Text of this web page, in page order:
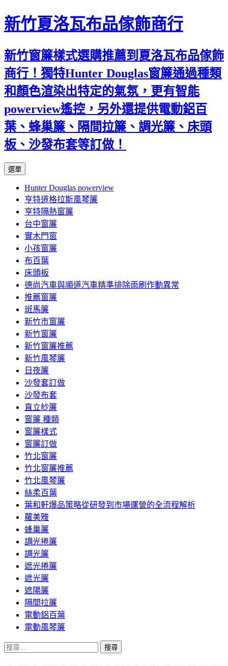
新竹夏洛瓦布品傢飾商行
新竹窗簾樣式選購推薦到夏洛瓦布品傢飾
商行！獨特Hunter Douglas窗簾通過種類
和顏色渲染出特定的氣氛，更有智能
powerview遙控，另外還提供電動鋁百
葉、蜂巢簾、隔間拉簾、調光簾、床頭
板、沙發布套等訂做！
選單
內
容
Hunter Douglas powerview
亨特道格拉斯風琴簾
亨特隔熱窗簾
台中窗簾
實木門窗
小孩窗簾
布百葉
床頭板
德尚汽車與順道汽車精準排除雨刷作動異常
推薦窗簾
斑馬簾
新竹市窗簾
新竹窗簾
新竹窗簾推薦
新竹風琴簾
日夜簾
沙發套訂做
沙發布套
直立紗簾
窗簾 種類
窗簾樣式
窗簾訂做
竹北窗簾
竹北窗簾推薦
竹北風琴簾
絲柔百葉
葉和軒爆品策略從研發到市場運營的全流程解析
蘿美雅
蜂巢簾
調光捲簾
調光簾
遮光捲簾
遮光簾
遮陽簾
隔間拉簾
電動鋁百葉
電動風琴簾
搜